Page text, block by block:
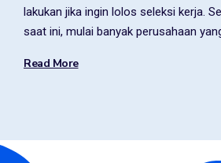
lakukan jika ingin lolos seleksi kerja.
saat ini, mulai banyak perusahaan
Read More